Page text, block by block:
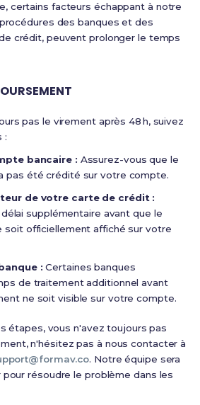
certains facteurs échappant à notre
des banques et des
crédit, peuvent prolonger le temps
pas le virement après 48 h, suivez
:
bancaire : Assurez-vous que le
pas été crédité sur votre compte.
de votre carte de crédit :
supplémentaire avant que le
soit officiellement affiché sur votre
: Certaines banques
de traitement additionnel avant
ne soit visible sur votre compte.
étapes, vous n'avez toujours pas
n'hésitez pas à nous contacter à
. Notre équipe sera
résoudre le problème dans les